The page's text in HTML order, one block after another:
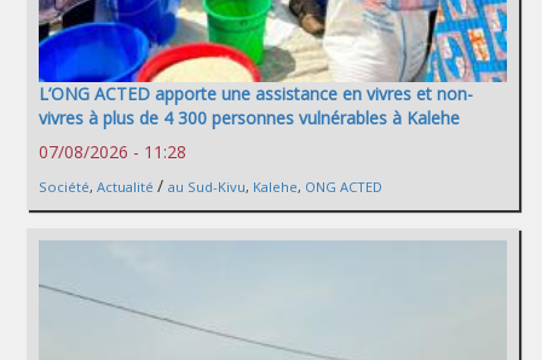
L’ONG ACTED apporte une assistance en vivres et non-
vivres à plus de 4 300 personnes vulnérables à Kalehe
07/08/2026 - 11:28
Société, Actualité / au Sud-Kivu, Kalehe, ONG ACTED